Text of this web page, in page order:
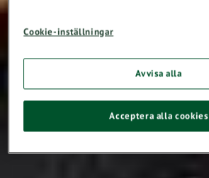
Cookie-inställningar
Avvisa alla
Acceptera alla cookies